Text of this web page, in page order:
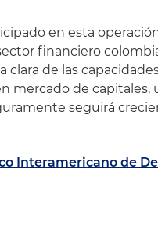
en esta
financiero
clara de las
mercado de capitales,
seguirá
Interamericano de